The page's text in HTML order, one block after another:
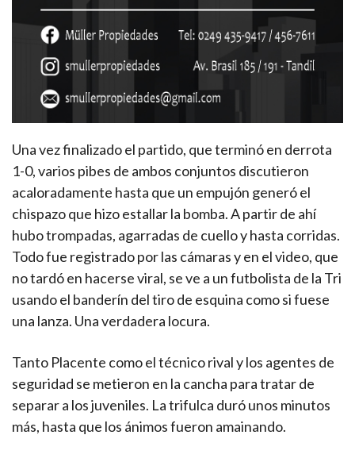
Una vez finalizado el partido, que terminó en derrota
1-0, varios pibes de ambos conjuntos discutieron
acaloradamente hasta que un empujón generó el
chispazo que hizo estallar la bomba. A partir de ahí
hubo trompadas, agarradas de cuello y hasta corridas.
Todo fue registrado por las cámaras y en el video, que
no tardó en hacerse viral, se ve a un futbolista de la Tri
usando el banderín del tiro de esquina como si fuese
una lanza. Una verdadera locura.
Tanto Placente como el técnico rival y los agentes de
seguridad se metieron en la cancha para tratar de
separar a los juveniles. La trifulca duró unos minutos
más, hasta que los ánimos fueron amainando.